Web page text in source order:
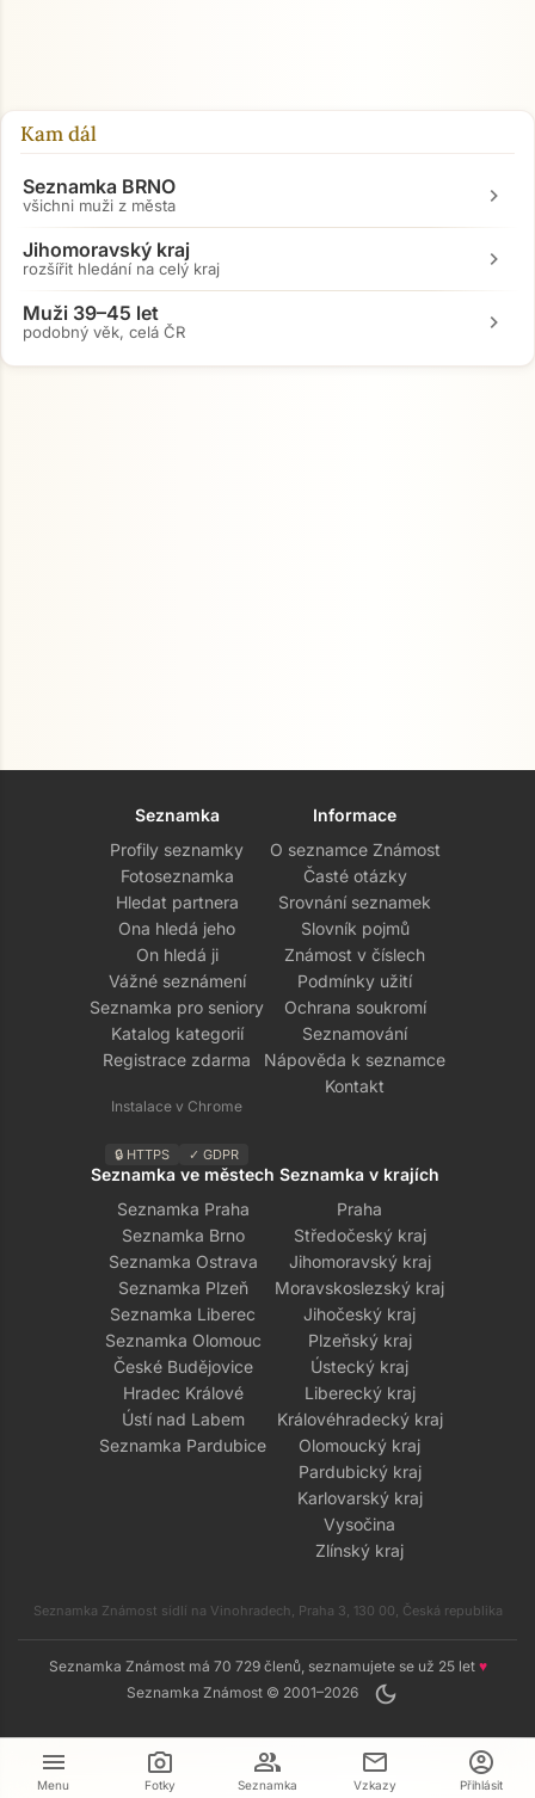
menu
Menu
camera_alt
Fotky
group
Seznamka
mail
Vzkazy
account_circle
Přihlásit
Kam dál
Seznamka BRNO
všichni muži z města chevron_right
Jihomoravský kraj
rozšířit hledání na celý kraj chevron_right
Muži 39–45 let
podobný věk, celá ČR chevron_right
Seznamka
Profily seznamky
Fotoseznamka
Hledat partnera
Ona hledá jeho
On hledá ji
Vážné seznámení
Seznamka pro seniory
Katalog kategorií
Registrace zdarma
Instalace v Chrome
🔒 HTTPS ✓ GDPR
Informace
O seznamce Známost
Časté otázky
Srovnání seznamek
Slovník pojmů
Známost v číslech
Podmínky užití
Ochrana soukromí
Seznamování
Nápověda k seznamce
Kontakt
Seznamka ve městech
Seznamka Praha
Seznamka Brno
Seznamka Ostrava
Seznamka Plzeň
Seznamka Liberec
Seznamka Olomouc
České Budějovice
Hradec Králové
Ústí nad Labem
Seznamka Pardubice
Seznamka v krajích
Praha
Středočeský kraj
Jihomoravský kraj
Moravskoslezský kraj
Jihočeský kraj
Plzeňský kraj
Ústecký kraj
Liberecký kraj
Královéhradecký kraj
Olomoucký kraj
Pardubický kraj
Karlovarský kraj
Vysočina
Zlínský kraj
Seznamka Známost sídlí na Vinohradech, Praha 3, 130 00, Česká republika
Seznamka Známost má 70 729 členů, seznamujete se už 25 let ♥
Seznamka Známost © 2001–2026
dark_mode